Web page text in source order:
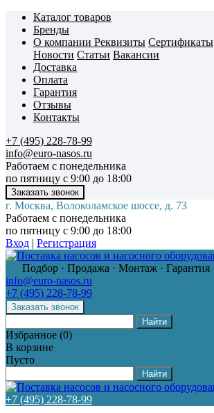
Каталог товаров
Бренды
О компании Реквизиты Сертификаты
Новости Статьи Вакансии
Доставка
Оплата
Гарантия
Отзывы
Контакты
+7 (495) 228-78-99
info@euro-nasos.ru
Работаем с понедельника
по пятницу с 9:00 до 18:00
г. Москва, Волоколамское шоссе, д. 73
Работаем с понедельника
по пятницу с 9:00 до 18:00
Вход | Регистрация
Подбор · Продажа · Монтаж · Гарантия
info@euro-nasos.ru
+7 (495) 228-78-99
Избранное (0)
В корзине
Пусто
+7 (495) 228-78-99